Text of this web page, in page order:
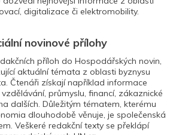
digitalizace či elektromobility.
novinové přílohy
příloh do Hospodářských novin,
aktuální témata z oblasti byznysu
Čtenáři získají například informace
průmyslu, financí, zákaznické
dalších. Důležitým tématem, kterému
dlouhodobě věnuje, je společenská
Veškeré redakční texty se překlápí